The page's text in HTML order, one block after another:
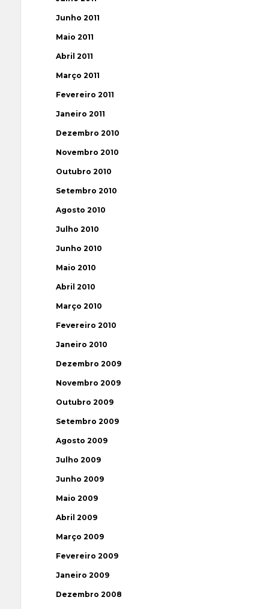
Junho 2011
Maio 2011
Abril 2011
Março 2011
Fevereiro 2011
Janeiro 2011
Dezembro 2010
Novembro 2010
Outubro 2010
Setembro 2010
Agosto 2010
Julho 2010
Junho 2010
Maio 2010
Abril 2010
Março 2010
Fevereiro 2010
Janeiro 2010
Dezembro 2009
Novembro 2009
Outubro 2009
Setembro 2009
Agosto 2009
Julho 2009
Junho 2009
Maio 2009
Abril 2009
Março 2009
Fevereiro 2009
Janeiro 2009
Dezembro 2008